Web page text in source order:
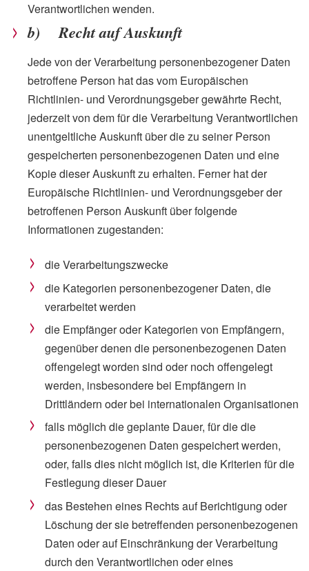
Verantwortlichen wenden.
b) Recht auf Auskunft
Jede von der Verarbeitung personenbezogener Daten
betroffene Person hat das vom Europäischen
Richtlinien- und Verordnungsgeber gewährte Recht,
jederzeit von dem für die Verarbeitung Verantwortlichen
unentgeltliche Auskunft über die zu seiner Person
gespeicherten personenbezogenen Daten und eine
Kopie dieser Auskunft zu erhalten. Ferner hat der
Europäische Richtlinien- und Verordnungsgeber der
betroffenen Person Auskunft über folgende
Informationen zugestanden:
die Verarbeitungszwecke
die Kategorien personenbezogener Daten, die
verarbeitet werden
die Empfänger oder Kategorien von Empfängern,
gegenüber denen die personenbezogenen Daten
offengelegt worden sind oder noch offengelegt
werden, insbesondere bei Empfängern in
Drittländern oder bei internationalen Organisationen
falls möglich die geplante Dauer, für die die
personenbezogenen Daten gespeichert werden,
oder, falls dies nicht möglich ist, die Kriterien für die
Festlegung dieser Dauer
das Bestehen eines Rechts auf Berichtigung oder
Löschung der sie betreffenden personenbezogenen
Daten oder auf Einschränkung der Verarbeitung
durch den Verantwortlichen oder eines